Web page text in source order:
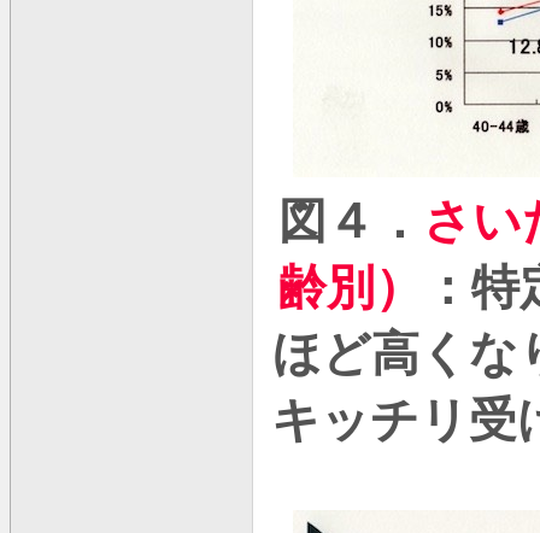
図４． さい
齢別）
：
ほど高くな
キッチリ受